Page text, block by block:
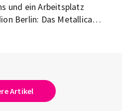
und ein Arbeitsplatz
Berlin: Das Metallica
Studentenjobs in der
Artikel